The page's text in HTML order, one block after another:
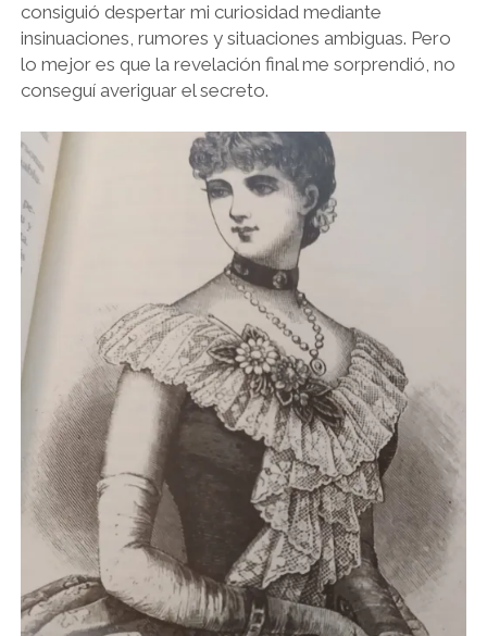
consiguió despertar mi curiosidad mediante
insinuaciones, rumores y situaciones ambiguas. Pero
lo mejor es que la revelación final me sorprendió, no
conseguí averiguar el secreto.